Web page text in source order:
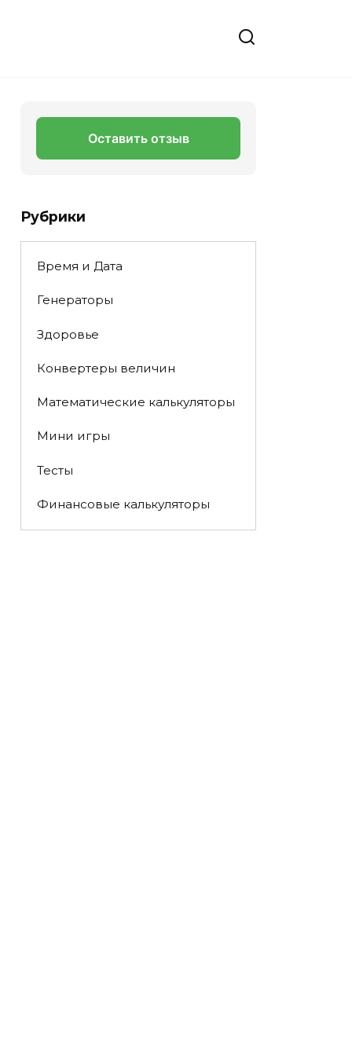
Оставить отзыв
Рубрики
Время и Дата
Генераторы
Здоровье
Конвертеры величин
Математические калькуляторы
Мини игры
Тесты
Финансовые калькуляторы